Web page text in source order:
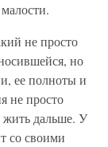
не просто
но
ее полноты и
не просто
жить дальше. У
со своими